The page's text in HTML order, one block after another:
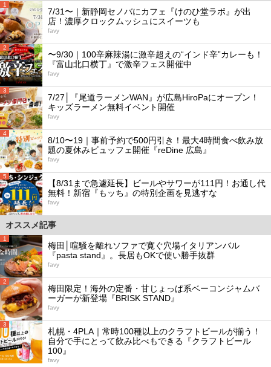
1
7/31〜｜新静岡セノバにカフェ『けのひ堂ラボ』が出
店！濃厚クロックムッシュにスイーツも
favy
2
〜9/30｜100辛麻辣湯に激辛超えの“インド辛”カレーも！
『富山北口横丁』で激辛フェス開催中
favy
3
7/27│『尾道ラーメンWAN』が広島HiroPaにオープン！
キッズラーメン無料イベント開催
favy
4
8/10〜19｜事前予約で500円引き！最大4時間食べ飲み放
題の夏休みビュッフェ開催『reDine 広島』
favy
5
【8/31まで急遽延長】ビールやサワーが111円！お通し代
無料！新宿『もッち』の特別企画を見逃すな
favy
オススメ記事
1
梅田│喧騒を離れソファで寛ぐ穴場イタリアンバル
『pasta stand』。長居もOKで使い勝手抜群
favy
2
梅田限定！海外の定番・甘じょっぱ系ベーコンジャムバ
ーガーが新登場『BRISK STAND』
favy
3
札幌・4PLA｜常時100種以上のクラフトビールが揃う！
自分で手にとって飲み比べもできる『クラフトビール
100』
favy